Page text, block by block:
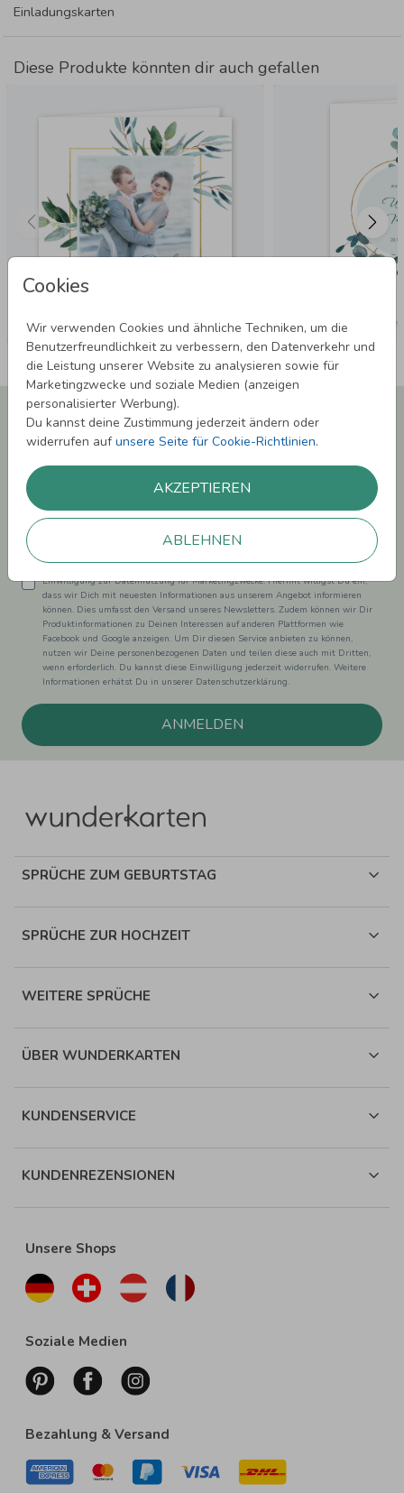
Cookies
Wir verwenden Cookies und ähnliche Techniken, um die
Benutzerfreundlichkeit zu verbessern, den Datenverkehr und
die Leistung unserer Website zu analysieren sowie für
Marketingzwecke und soziale Medien (anzeigen
personalisierter Werbung).
Du kannst deine Zustimmung jederzeit ändern oder
widerrufen aufunsere Seite für Cookie-Richtlinien.
AKZEPTIEREN
ABLEHNEN
Einladungskarten
Diese Produkte könnten dir auch gefallen
Newsletter abonnieren und 5,00 € Rabatt**
sichern!
Laufenden.
Einwilligung zur Datennutzung für Marketingzwecke: Hiermit willigst Du ein,
dass wir Dich mit neuesten Informationen aus unserem Angebot informieren
können. Dies umfasst den Versand unseres Newsletters. Zudem können wir Dir
Produktinformationen zu Deinen Interessen auf anderen Plattformen wie
Facebook und Google anzeigen. Um Dir diesen Service anbieten zu können,
nutzen wir Deine personenbezogenen Daten und teilen diese auch mit Dritten,
wenn erforderlich. Du kannst diese Einwilligung jederzeit widerrufen. Weitere
Informationen erhätst Du in unserer Datenschutzerklärung.
ANMELDEN
SPRÜCHE ZUM GEBURTSTAG
SPRÜCHE ZUR HOCHZEIT
WEITERE SPRÜCHE
ÜBER WUNDERKARTEN
KUNDENSERVICE
KUNDENREZENSIONEN
Unsere Shops
Soziale Medien
Bezahlung & Versand